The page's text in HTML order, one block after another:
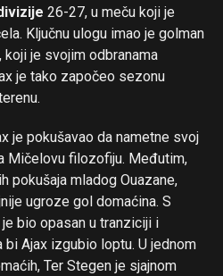
26-27, u meču koji je
Ključnu ulogu imao je golman
, koji je svojim odbranama
je tako započeo sezonu
je pokušavao da nametne svoj
Mičelovu filozofiju. Međutim,
pokušaja mladog Ouazane,
ugroze gol domaćina. S
bio opasan u tranziciji i
Ajax izgubio loptu. U jednom
Ter Stegen je sjajnom